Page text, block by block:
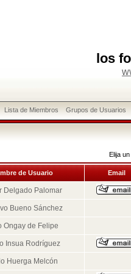
los
Lista de Miembros Grupos de Usuarios
Elija
de Usuario Email
Delgado Palomar
Bueno Sánchez
Ongay de Felipe
Insua Rodríguez
Huerga Melcón